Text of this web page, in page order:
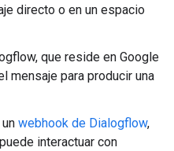
directo o en un espacio
que reside en Google
mensaje para producir una
webhook de Dialogflow,
interactuar con